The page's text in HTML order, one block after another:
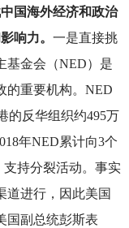
国海外经济和政治
响力。 一是直接挑
基金会（NED）是
的重要机构。NED
的反华组织约495万
年NED累计向3个
持分裂活动。事实
道进行，因此美国
国副总统彭斯表